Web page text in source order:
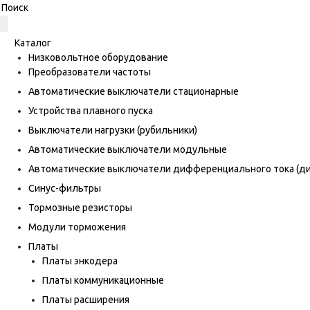
Каталог
Низковольтное оборудование
Преобразователи частоты
Автоматические выключатели стационарные
Устройства плавного пуска
Выключатели нагрузки (рубильники)
Автоматические выключатели модульные
Автоматические выключатели дифференциального тока
Синус-фильтры
Тормозные резисторы
Модули торможения
Платы
Платы энкодера
Платы коммуникационные
Платы расширения